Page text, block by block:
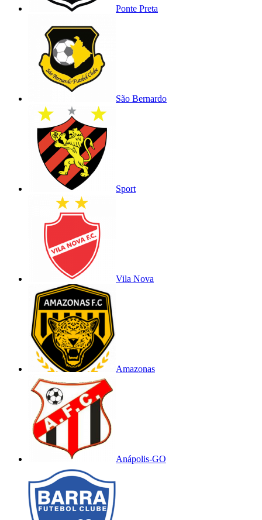
Ponte Preta
São Bernardo
Sport
Vila Nova
Amazonas
Anápolis-GO